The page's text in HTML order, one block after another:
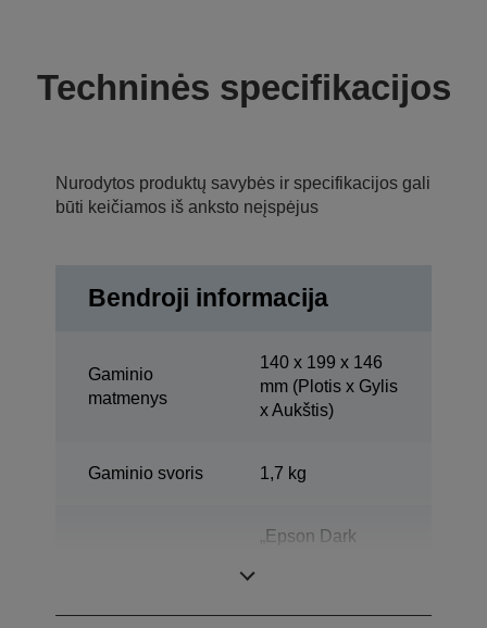
Techninės specifikacijos
Nurodytos produktų savybės ir specifikacijos gali
būti keičiamos iš anksto neįspėjus
Bendroji informacija
Gaminio
matmenys
140‎ x 199 x 146
mm (Plotis x Gylis
x Aukštis)
Gaminio svoris 1,7 kg
„Epson Dark